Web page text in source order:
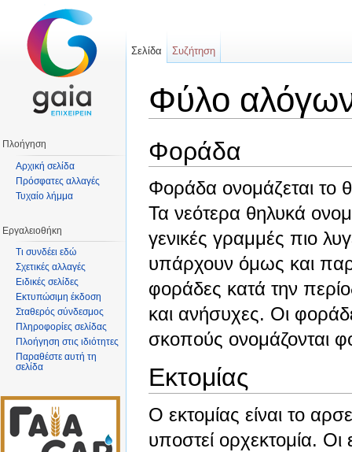
Φύλο
Φοράδα
Φοράδα ονομάζεται το
Τα νεότερα θηλυκά
γενικές γραμμές πιο
υπάρχουν όμως και
φοράδες κατά την
και ανήσυχες. Οι
σκοπούς ονομάζονται
Εκτομίας
Ο εκτομίας είναι το
υποστεί ορχεκτομία. Οι
Σελίδα Συζήτηση
Πλοήγηση
Αρχική σελίδα
Πρόσφατες αλλαγές
Τυχαίο λήμμα
Εργαλειοθήκη
Τι συνδέει εδώ
Σχετικές αλλαγές
Ειδικές σελίδες
Εκτυπώσιμη έκδοση
Σταθερός σύνδεσμος
Πληροφορίες σελίδας
Πλοήγηση στις ιδιότητες
Παραθέστε αυτή τη
σελίδα